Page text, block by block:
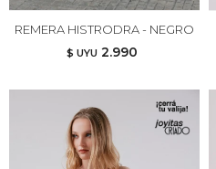
REMERA HISTRODRA - NEGRO
$ UYU 2.990